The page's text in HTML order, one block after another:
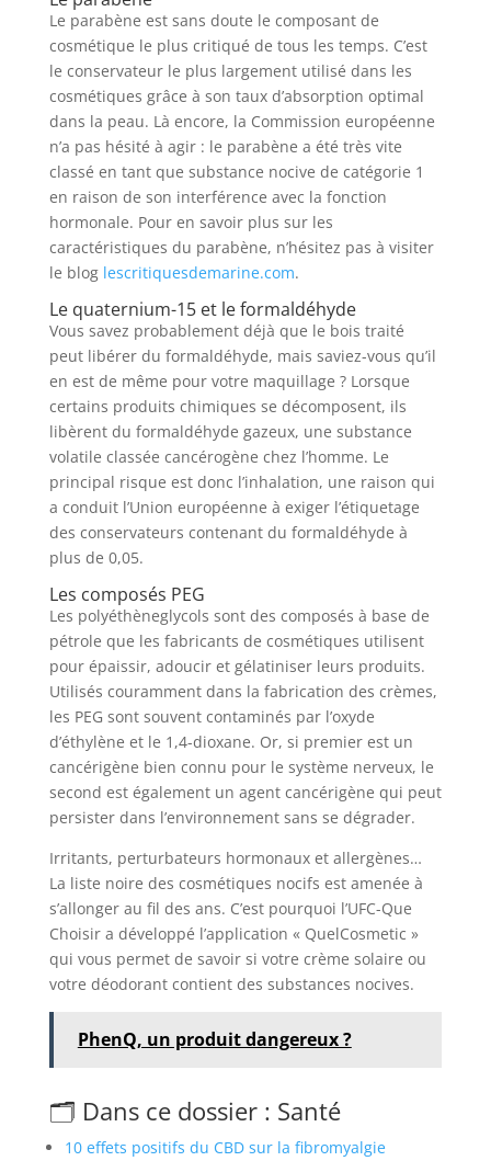
Le parabène est sans doute le composant de
cosmétique le plus critiqué de tous les temps. C’est
le conservateur le plus largement utilisé dans les
cosmétiques grâce à son taux d’absorption optimal
dans la peau. Là encore, la Commission européenne
n’a pas hésité à agir : le parabène a été très vite
classé en tant que substance nocive de catégorie 1
en raison de son interférence avec la fonction
hormonale. Pour en savoir plus sur les
caractéristiques du parabène, n’hésitez pas à visiter
le blog lescritiquesdemarine.com.
Le quaternium-15 et le formaldéhyde
Vous savez probablement déjà que le bois traité
peut libérer du formaldéhyde, mais saviez-vous qu’il
en est de même pour votre maquillage ? Lorsque
certains produits chimiques se décomposent, ils
libèrent du formaldéhyde gazeux, une substance
volatile classée cancérogène chez l’homme. Le
principal risque est donc l’inhalation, une raison qui
a conduit l’Union européenne à exiger l’étiquetage
des conservateurs contenant du formaldéhyde à
plus de 0,05.
Les composés PEG
Les polyéthèneglycols sont des composés à base de
pétrole que les fabricants de cosmétiques utilisent
pour épaissir, adoucir et gélatiniser leurs produits.
Utilisés couramment dans la fabrication des crèmes,
les PEG sont souvent contaminés par l’oxyde
d’éthylène et le 1,4-dioxane. Or, si premier est un
cancérigène bien connu pour le système nerveux, le
second est également un agent cancérigène qui peut
persister dans l’environnement sans se dégrader.
Irritants, perturbateurs hormonaux et allergènes…
La liste noire des cosmétiques nocifs est amenée à
s’allonger au fil des ans. C’est pourquoi l’UFC-Que
Choisir a développé l’application « QuelCosmetic »
qui vous permet de savoir si votre crème solaire ou
votre déodorant contient des substances nocives.
PhenQ, un produit dangereux ?
🗂️ Dans ce dossier : Santé
10 effets positifs du CBD sur la fibromyalgie